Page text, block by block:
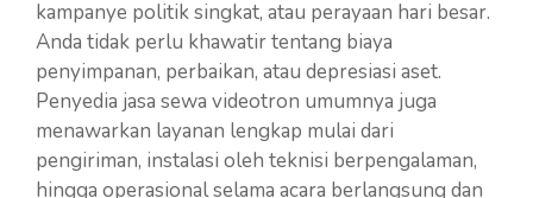
kampanye politik singkat, atau perayaan hari besar.
Anda tidak perlu khawatir tentang biaya
penyimpanan, perbaikan, atau depresiasi aset.
Penyedia jasa sewa videotron umumnya juga
menawarkan layanan lengkap mulai dari
pengiriman, instalasi oleh teknisi berpengalaman,
hingga operasional selama acara berlangsung dan